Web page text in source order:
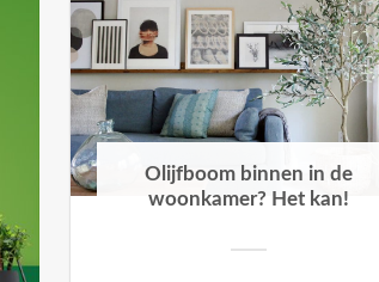
Olijfboom binnen in de
woonkamer? Het kan!